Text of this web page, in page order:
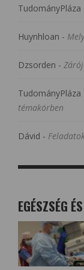
TudományPláza
Huynhloan -
Dzsorden -
TudományPláza
témakörben
Dávid -
EGÉSZSÉG